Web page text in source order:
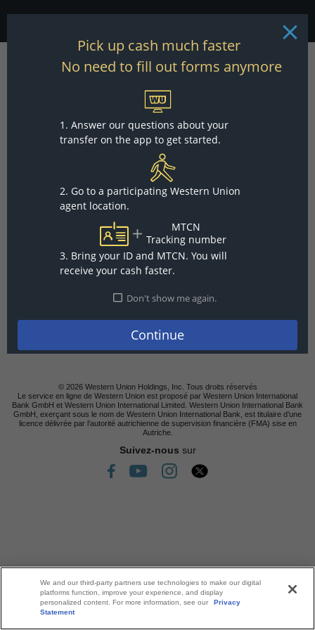
Pick Up Cash
Enter 10-digit tracking number (MTCN)
Continue
Pick up cash much faster
No need to fill out forms anymore
1. Answer our questions about your
transfer on the app to get started.
2. Go to a participating Western Union
agent location.
MTCN
Tracking number
3. Bring your ID and MTCN. You will
receive your cash faster.
Don't show me again.
Continue
Signaler un bogue lié à la sécurité
confidentialité en ligne
Déclaration d'accessibilité
Conditions générales
Informations sur les cookies
Paramètres des cookies
© 2026 Western Union Holdings, Inc. Tous droits réservés
Le service en ligne de Western Union est proposé par Western Union International
Bank GmbH et Western Union International Limited. Western Union International Bank
GmbH, exerçant sous le nom de Western Union International Bank, est titulaire d’une
licence délivrée par l’autorité autrichienne de supervision financière (FMA) sise en
Autriche.
Suivez-nous sur
We and our third-party partners use technologies to make our digital
platforms function, improve your experience, and display
personalized content. For more information, see our
Privacy
Statement